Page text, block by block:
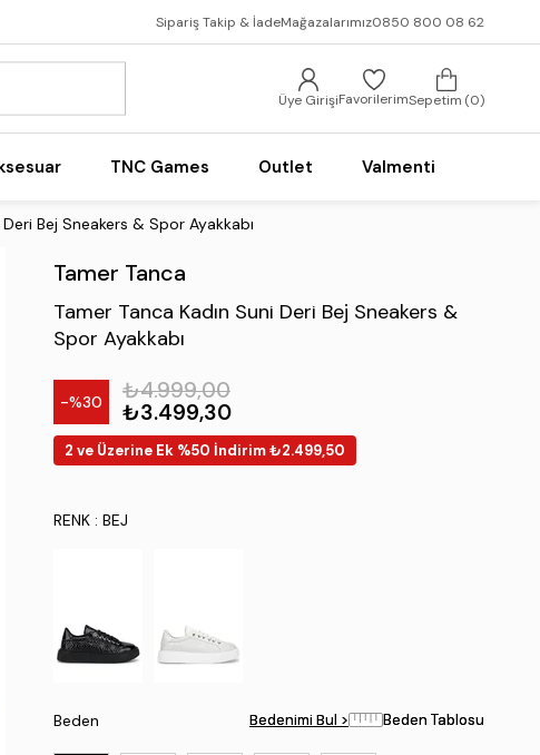
Sipariş Takip & İadeMağazalarımız0850 800 08 62
Üye GirişiFavorilerimSepetim 0
TNC Games Outlet Valmenti
Bej Sneakers & Spor Ayakkabı
Tamer Tanca
Tamer Tanca Kadın Suni Deri Bej Sneakers &
Spor Ayakkabı
30
₺4.999,00
₺3.499,30
2 ve Üzerine Ek %50 İndirim ₺2.499,50
RENK: BEJ
Beden Bedenimi Bul > Beden Tablosu
Bedenimi Bul > Beden Tablosu